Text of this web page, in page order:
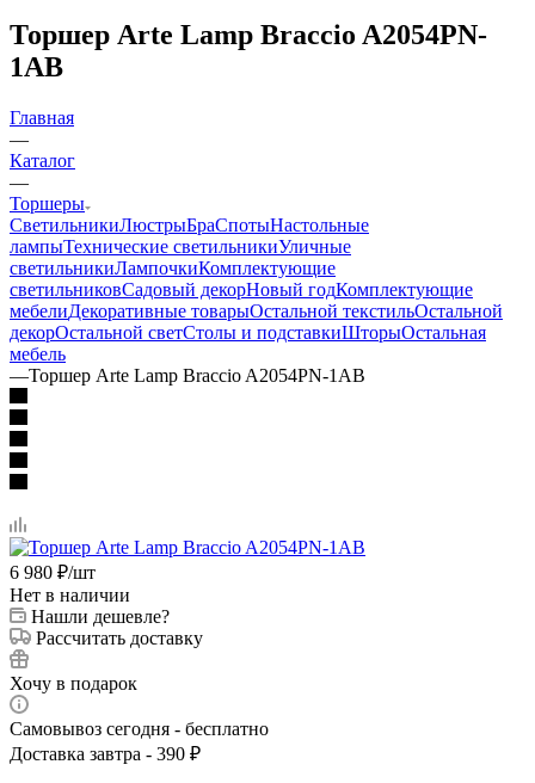
Торшер Arte Lamp Braccio A2054PN-
1AB
Главная
—
Каталог
—
Торшеры
СветильникиЛюстрыБраСпотыНастольные
лампыТехнические светильникиУличные
светильникиЛампочкиКомплектующие
светильниковСадовый декорНовый годКомплектующие
мебелиДекоративные товарыОстальной текстильОстальной
декорОстальной светСтолы и подставкиШторыОстальная
мебель
—Торшер Arte Lamp Braccio A2054PN-1AB
6 980 ₽/шт
Нет в наличии
Нашли дешевле?
Рассчитать доставку
Хочу в подарок
Самовывоз сегодня - бесплатно
Доставка завтра - 390 ₽